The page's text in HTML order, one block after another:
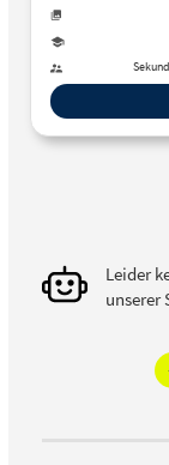
die
Leider
unserer